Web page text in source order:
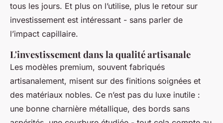
tous les jours. Et plus on l’utilise, plus le retour sur
investissement est intéressant - sans parler de
l’impact capillaire.
L'investissement dans la qualité artisanale
Les modèles premium, souvent fabriqués
artisanalement, misent sur des finitions soignées et
des matériaux nobles. Ce n’est pas du luxe inutile :
une bonne charnière métallique, des bords sans